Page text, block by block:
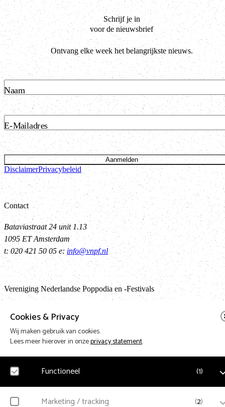
Cookies & Privacy
Wij maken gebruik van cookies.
Lees meer hierover in onzeprivacy statement.
Functioneel (1)
NoodzakelijkMarketing / tracking (2)
Schrijf je in
voor de nieuwsbrief
Ontvang elke week het belangrijkste nieuws.
Naam
E-Mailadres
Aanmelden
DisclaimerPrivacybeleid
Contact
Bataviastraat 24 unit 1.13
1095 ET Amsterdam
t: 020 421 50 05 e:info@vnpf.nl
Vereniging Nederlandse Poppodia en -Festivals
VNPF behartigt de collectieve belangen van de poppodia en
van Nederland
Terug